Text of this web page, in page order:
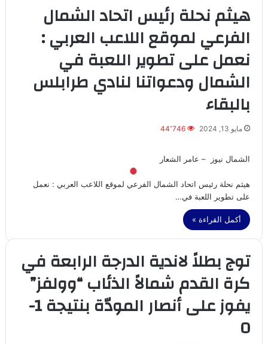
هيثم نحلة رئيس اتحاد الشمال
الفرعي لموقع اللاعب العربي :
نعمل على تطوير اللعبة في
الشمال ودعواتنا لنادي طرابلس
بالبقاء
مايو 13, 2024 44٬746
الشمال نيوز – عامر الشعار
هيثم نحلة رئيس اتحاد الشمال الفرعي لموقع اللاعب العربي : نعمل
على تطوير اللعبة في…
أكمل القراءة »
توج بطلاً لاندية الدرجة الرابعة في
كرة القدم شمالاً الذئاب “وولفز”
يفوز على أنصار المودّة بنتيجة 1-
0